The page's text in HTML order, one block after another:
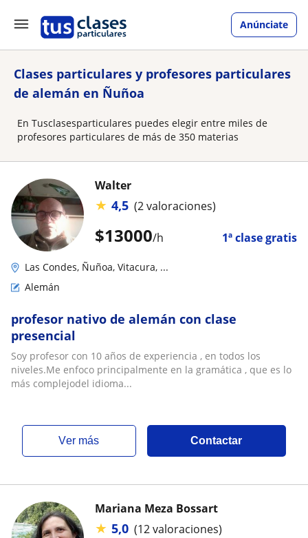
Anúnciate
Clases particulares y profesores particulares
de alemán en Ñuñoa
En Tusclasesparticulares puedes elegir entre miles de
profesores particulares de más de 350 materias
$13000/h 1ª clase gratis
Walter
★ 4,5 (2 valoraciones)
Las Condes, Ñuñoa, Vitacura, ...
Alemán
profesor nativo de alemán con clase
presencial
Soy profesor con 10 años de experiencia , en todos los
niveles.Me enfoco principalmente en la gramática , que es lo
más complejodel idioma...
ver más Contactar
Mariana Meza Bossart
★ 5,0 (12 valoraciones)